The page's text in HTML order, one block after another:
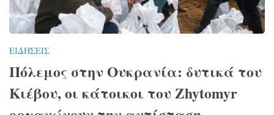
ΕΙΔΉΣΕΙΣ
Πόλεμος στην Ουκρανία: δυτικά του
Κιέβου, οι κάτοικοι του Zhytomyr